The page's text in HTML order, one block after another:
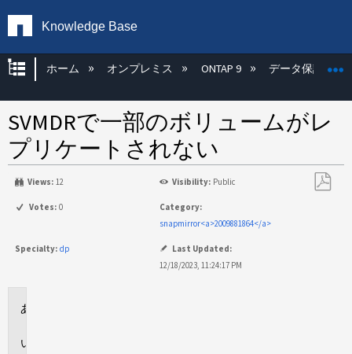
Knowledge Base
グローバル階層を展開/折りたたむ
ホーム オンプレミス ONTAP 9 データ保護
SVMDRで一部のボリュームがレ
プリケートされない
Views: 12 Visibility: Public
Votes: 0
Category:
snapmirror<a>2009881864</a>
Specialty: dp
Last Updated:
12/18/2023, 11:24:17 PM